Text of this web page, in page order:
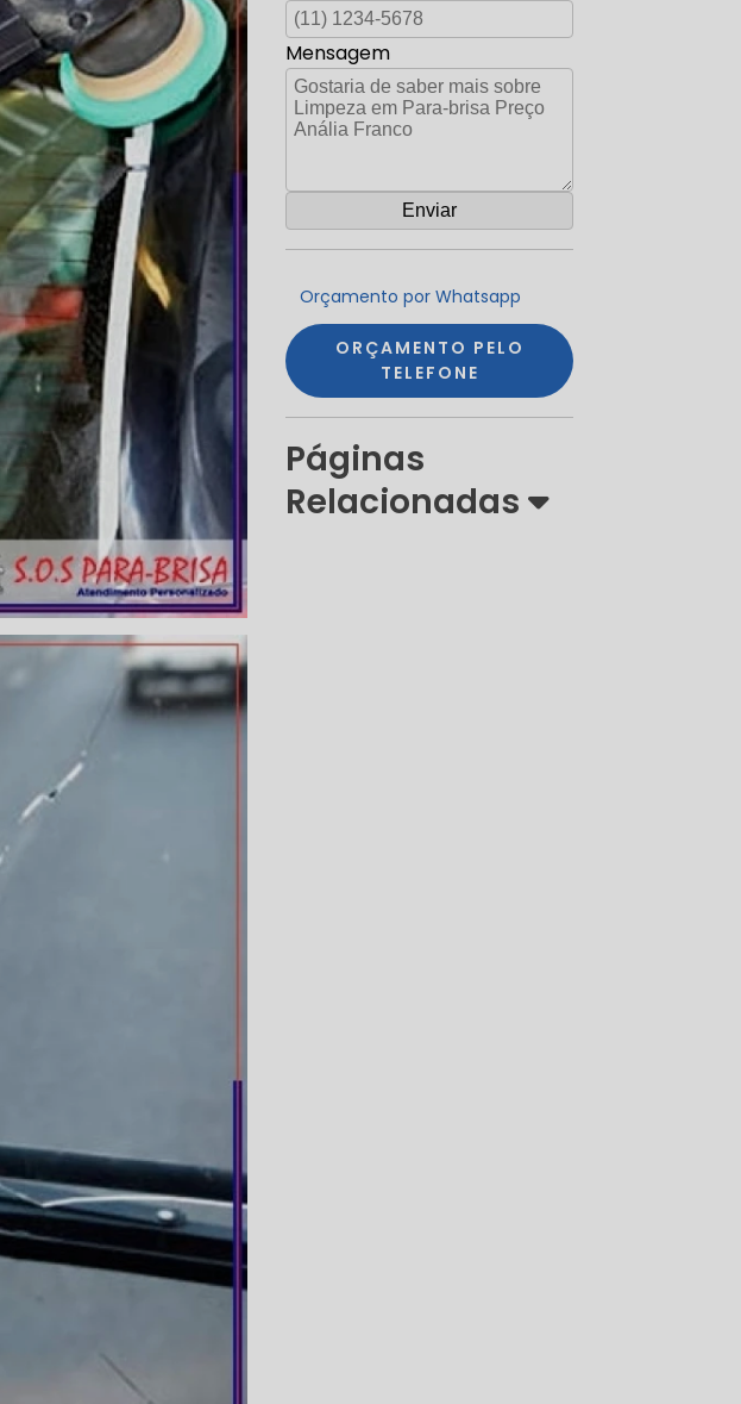
Mensagem
Orçamento por Whatsapp
ORÇAMENTO PELO
TELEFONE
Páginas
Relacionadas